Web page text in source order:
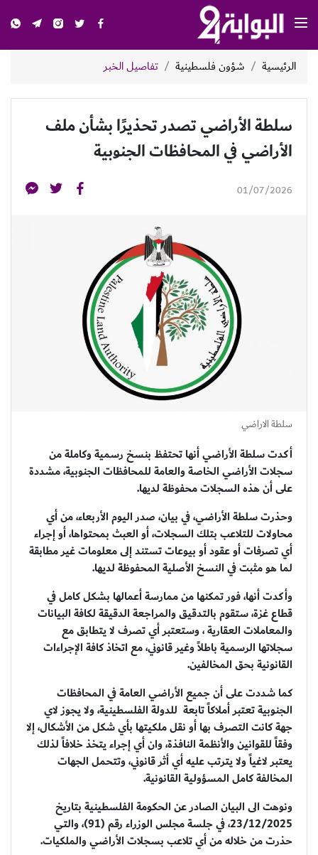
الرئيسية شؤون فلسطينية تفاصيل الخبر
سلطة الأراضي تصدر تحذيرًا بشأن ملف
الأراضي في المحافظات الجنوبية
01/07/2026
سلطة الاراضي
أكدت سلطة الأراضي أنها تحتفظ بنسخ رسمية وكاملة من
سجلات الأراضي الخاصة والعامة للمحافظات الجنوبية، مشددة
على أن هذه السجلات محفوظة لديها.
وحذرت سلطة الأراضي، في بيان، صدر اليوم الأربعاء، من أي
محاولات للتلاعب بتلك السجلات، أو العبث بمحتواها، أو إجراء
أي تصرفات أو عقود أو بيوعات تستند إلى معلومات غير مطابقة
لما هو مثبت في النسخ الأصلية المحفوظة لديها.
وأكدت أنها، فور تمكنها من ممارسة أعمالها بشكل كامل في
قطاع غزة، ستقوم بالتدقيق والمراجعة الدقيقة لكافة البيانات
والمعاملات العقارية ، وستعتبر أي تصرف لا يتطابق مع
سجلاتها الرسمية باطلاً وغير قانوني، مع اتخاذ كافة الإجراءات
القانونية بحق المخالفين.
كما شددت على أن جميع الأراضي العامة في المحافظات
الجنوبية تعتبر أملاكاً تابعة للدولة الفلسطينية، ولا يجوز لاي
جهة كانت التصرف بها أو نقل ملكيتها بأي شكل من الأشكال، إلا
وفقاً للقوانين والأنظمة النافذة، وان أي إجراء يتخذ خلافاً لذلك
يعتبر لاغياً ولا يترتب عليه أي أثر قانوني، وتتحمل الجهات
المخالفة كامل المسؤولية القانونية.
ونوهت الى البيان الصادر عن الحكومة الفلسطينية بتاريخ
23/12/2025، في جلسة مجلس الوزراء رقم (91)، والتي
حذرت من خلاله من أي تلاعب بسجلات الأراضي والملكيات.